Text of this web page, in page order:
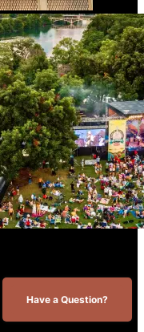
Have a Question?